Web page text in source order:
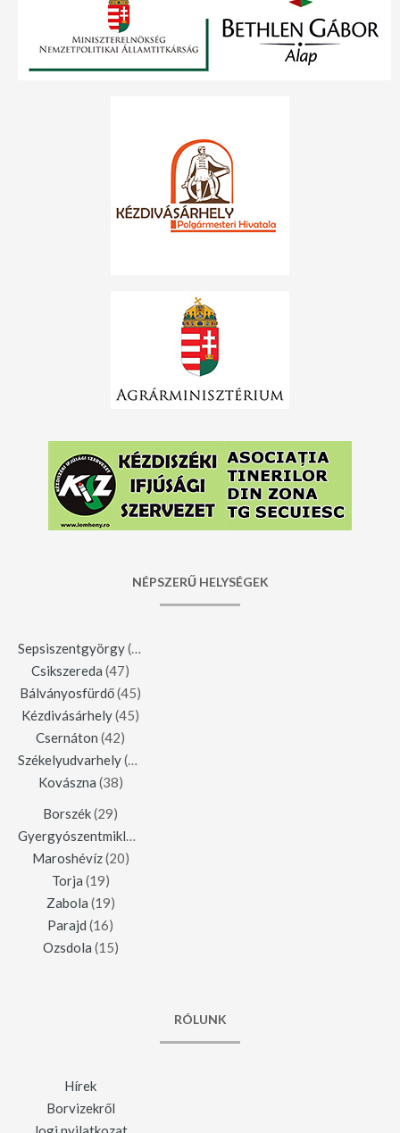
NÉPSZERŰ HELYSÉGEK
Sepsiszentgyörgy(123)
Csikszereda (47)
Bálványosfürdő(45)
Kézdivásárhely(45)
Csernáton (42)
Székelyudvarhely(42)
Kovászna (38)
Borszék(29)
Gyergyószentmiklós
Maroshévíz(20)
Torja (19)
Zabola (19)
Parajd (16)
Ozsdola (15)
RÓLUNK
Hírek
Borvizekről